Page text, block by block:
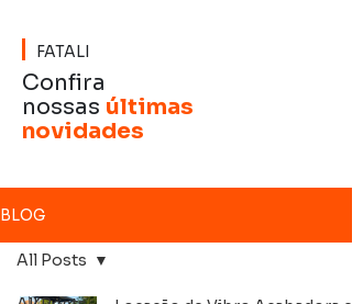
FATALI
Confira
nossas últimas
novidades
BLOG
All Posts